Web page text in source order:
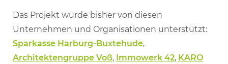
Das Projekt wurde bisher von diesen
Unternehmen und Organisationen unterstützt:
Sparkasse Harburg-Buxtehude,
Architektengruppe Voß, Immowerk 42, KARO